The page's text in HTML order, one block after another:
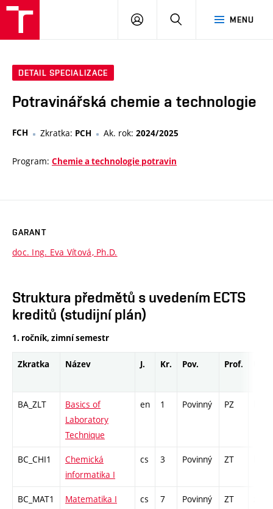
MENU
PŘIHLÁSIT
DETAIL SPECIALIZACE
Potravinářská chemie a technologie
FCH Zkratka: PCH Ak. rok: 2024/2025
Program: Chemie a technologie potravin
GARANT
doc. Ing. Eva Vítová, Ph.D.
Struktura předmětů s uvedením ECTS
kreditů (studijní plán)
1. ročník, zimní semestr
Zkratka Název J. Kr. Pov. Prof.
BA_ZLT
Basics of
Laboratory
Technique
en 1 Povinný PZ
BC_CHI1
Chemická
informatika I
cs 3 Povinný ZT
BC_MAT1 Matematika I cs 7 Povinný ZT